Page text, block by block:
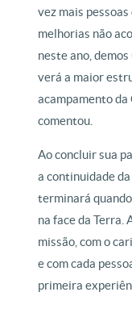
vez mais
melhorias não
neste ano,
verá a maior
acampamento da
comentou.
Ao concluir sua
a continuidade da
terminará
na face da Terra.
missão, com o
e com cada
primeira